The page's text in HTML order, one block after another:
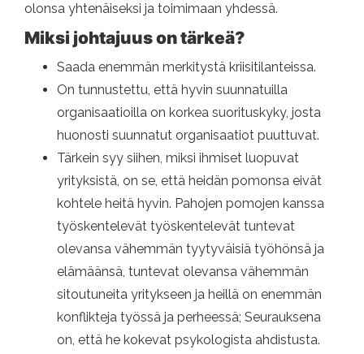
olonsa yhtenäiseksi ja toimimaan yhdessä.
Miksi johtajuus on tärkeä?
Saada enemmän merkitystä kriisitilanteissa.
On tunnustettu, että hyvin suunnatuilla
organisaatioilla on korkea suorituskyky, josta
huonosti suunnatut organisaatiot puuttuvat.
Tärkein syy siihen, miksi ihmiset luopuvat
yrityksistä, on se, että heidän pomonsa eivät
kohtele heitä hyvin. Pahojen pomojen kanssa
työskentelevät työskentelevät tuntevat
olevansa vähemmän tyytyväisiä työhönsä ja
elämäänsä, tuntevat olevansa vähemmän
sitoutuneita yritykseen ja heillä on enemmän
konflikteja työssä ja perheessä; Seurauksena
on, että he kokevat psykologista ahdistusta.